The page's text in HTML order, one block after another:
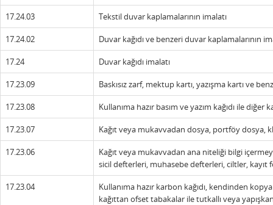
17.24.03 Tekstil duvar kaplamalarının imalatı
17.24.02 Duvar kağıdı ve benzeri duvar kaplamalarının
17.24 Duvar kağıdı imalatı
17.23.09 Baskısız zarf, mektup kartı, yazışma kartı ve
17.23.08 Kullanıma hazır basım ve yazım kağıdı ile
17.23.07 Kağıt veya mukavvadan dosya, portföy dosya,
17.23.06
Kağıt veya mukavvadan ana niteliği bilgi
sicil defterleri, muhasebe defterleri, ciltler, kayıt
17.23.04
Kullanıma hazır karbon kağıdı, kendinden
kağıttan ofset tabakalar ile tutkallı veya